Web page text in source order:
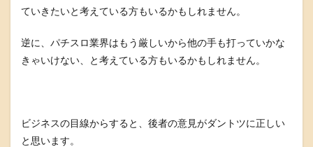
ていきたいと考えている方もいるかもしれません。
逆に、パチスロ業界はもう厳しいから他の手も打っていかな
きゃいけない、と考えている方もいるかもしれません。
ビジネスの目線からすると、後者の意見がダントツに正しい
と思います。